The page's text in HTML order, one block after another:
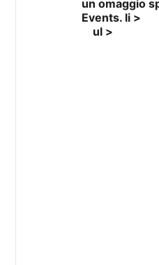
un omaggio
Events. li >
ul >